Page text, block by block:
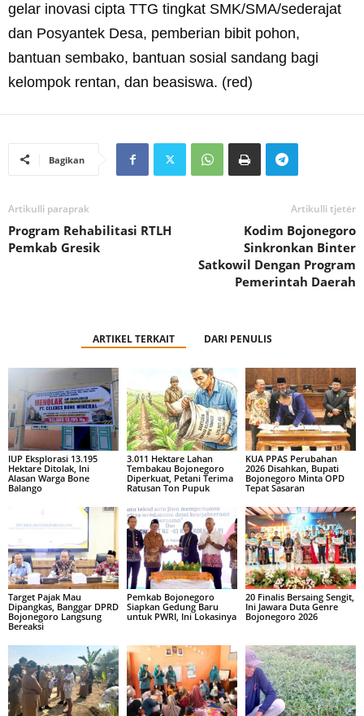
gelar inovasi cipta TTG tingkat SMK/SMA/sederajat
dan Posyantek Desa, pemberian bibit pohon,
bantuan sembako, bantuan sosial sandang bagi
kelompok rentan, dan beasiswa. (red)
Bagikan
Artikulli paraprak
Program Rehabilitasi RTLH
Pemkab Gresik
Artikulli tjetër
Kodim Bojonegoro
Sinkronkan Binter
Satkowil Dengan Program
Pemerintah Daerah
ARTIKEL TERKAIT DARI PENULIS
IUP Eksplorasi 13.195
Hektare Ditolak, Ini
Alasan Warga Bone
Balango
3.011 Hektare Lahan
Tembakau Bojonegoro
Diperkuat, Petani Terima
Ratusan Ton Pupuk
KUA PPAS Perubahan
2026 Disahkan, Bupati
Bojonegoro Minta OPD
Tepat Sasaran
Target Pajak Mau
Dipangkas, Banggar DPRD
Bojonegoro Langsung
Bereaksi
Pemkab Bojonegoro
Siapkan Gedung Baru
untuk PWRI, Ini Lokasinya
20 Finalis Bersaing Sengit,
Ini Jawara Duta Genre
Bojonegoro 2026